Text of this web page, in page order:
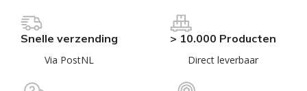
Snelle verzending
Via PostNL
> 10.000 Producten
Direct leverbaar